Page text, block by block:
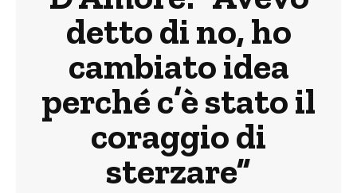
detto di no, ho
cambiato idea
perché c’è stato il
coraggio di
sterzare”